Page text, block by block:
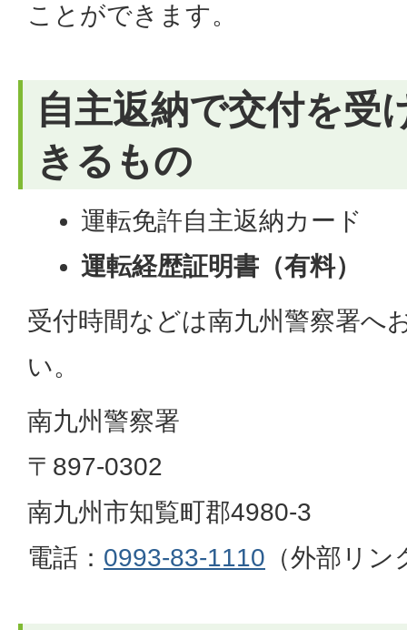
ことができます。
自主返納で交付を受
きるもの
運転免許自主返納カード
運転経歴証明書（有料）
受付時間などは南九州警察署へ
い。
南九州警察署
〒897-0302
南九州市知覧町郡4980-3
電話： 0993-83-1110 （外部リン